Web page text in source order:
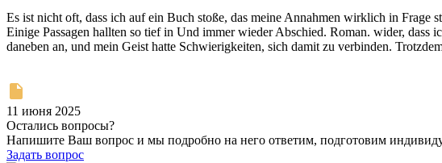
Es ist nicht oft, dass ich auf ein Buch stoße, das meine Annahmen wirklich in
Einige Passagen hallten so tief in Und immer wieder Abschied. Roman. wider,
daneben an, und mein Geist hatte Schwierigkeiten, sich damit zu verbinden.
11 июня 2025
Остались вопросы?
Напишите Ваш вопрос и мы подробно на него ответим, подготовим
Задать вопрос